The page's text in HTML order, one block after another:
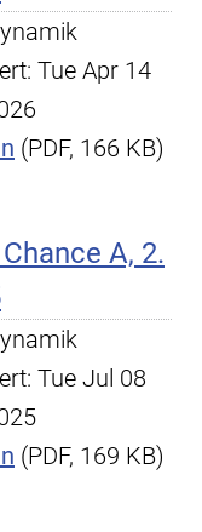
Tue Apr 14
(PDF, 166 KB)
A, 2.
Tue Jul 08
(PDF, 169 KB)